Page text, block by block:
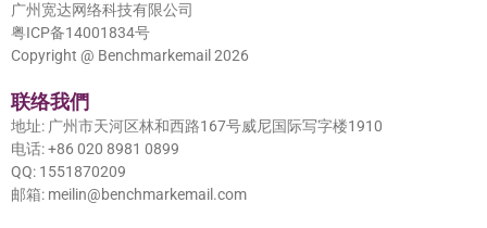
广州宽达网络科技有限公司
粤ICP备14001834号
Copyright @ Benchmarkemail 2026
联络我們
地址: 广州市天河区林和西路167号威尼国际写字楼1910
电话: +86 020 8981 0899
QQ: 1551870209
邮箱: meilin@benchmarkemail.com